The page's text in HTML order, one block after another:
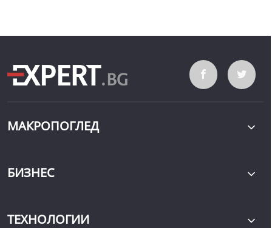
МАКРОПОГЛЕД
БИЗНЕС
ТЕХНОЛОГИИ